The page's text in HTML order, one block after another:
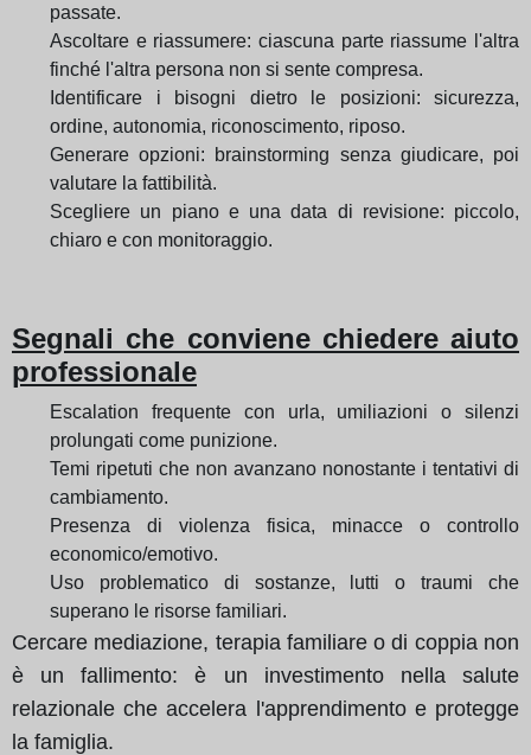
passate.
Ascoltare e riassumere: ciascuna parte riassume l'altra
finché l'altra persona non si sente compresa.
Identificare i bisogni dietro le posizioni: sicurezza,
ordine, autonomia, riconoscimento, riposo.
Generare opzioni: brainstorming senza giudicare, poi
valutare la fattibilità.
Scegliere un piano e una data di revisione: piccolo,
chiaro e con monitoraggio.
Segnali che conviene chiedere aiuto
professionale
Escalation frequente con urla, umiliazioni o silenzi
prolungati come punizione.
Temi ripetuti che non avanzano nonostante i tentativi di
cambiamento.
Presenza di violenza fisica, minacce o controllo
economico/emotivo.
Uso problematico di sostanze, lutti o traumi che
superano le risorse familiari.
Cercare mediazione, terapia familiare o di coppia non
è un fallimento: è un investimento nella salute
relazionale che accelera l'apprendimento e protegge
la famiglia.